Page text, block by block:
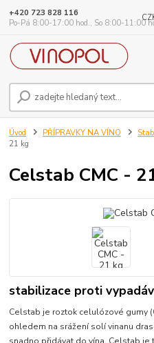
+420 723 828 116
Po-Pá 8:00-17:00 hod., So 8:00-11:00
Úvod PŘÍPRAVKY NA VÍNO
21 kg
Celstab CMC -
stabilizace proti
Celstab je roztok celulózové gumy
ohledem na srážení solí vinanu
snadno přidávat do vína. Celstab je